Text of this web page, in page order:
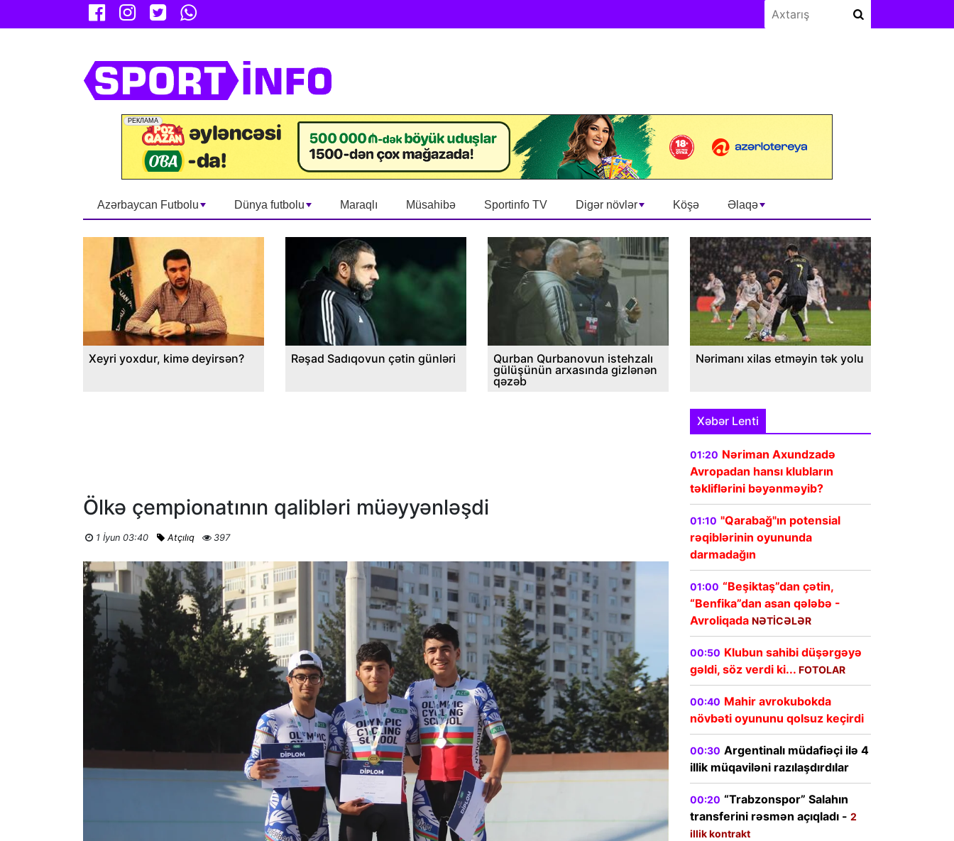
Azərbaycan Futbolu Dünya futbolu Maraqlı Müsahibə Sportinfo TV Digər növlər Köşə Əlaqə
Xeyri yoxdur, kimə deyirsən? Rəşad Sadıqovun çətin günləri
Qurban Qurbanovun istehzalı
gülüşünün arxasında gizlənən
qəzəb
Nərimanı xilas etməyin tək yolu
Ölkə çempionatının qalibləri müəyyənləşdi
1 İyun 03:40 Atçılıq 397
Xəbər Lenti
01:20 Nəriman Axundzadə
Avropadan hansı klubların
təkliflərini bəyənməyib?
01:10 "Qarabağ"ın potensial
rəqiblərinin oyununda
darmadağın
01:00 “Beşiktaş”dan çətin,
“Benfika”dan asan qələbə -
Avroliqada NƏTİCƏLƏR
00:50 Klubun sahibi düşərgəyə
gəldi, söz verdi ki... FOTOLAR
00:40 Mahir avrokubokda
növbəti oyununu qolsuz keçirdi
00:30 Argentinalı müdafiəçi ilə 4
illik müqaviləni razılaşdırdılar
00:20 “Trabzonspor” Salahın
transferini rəsmən açıqladı - 2
illik kontrakt